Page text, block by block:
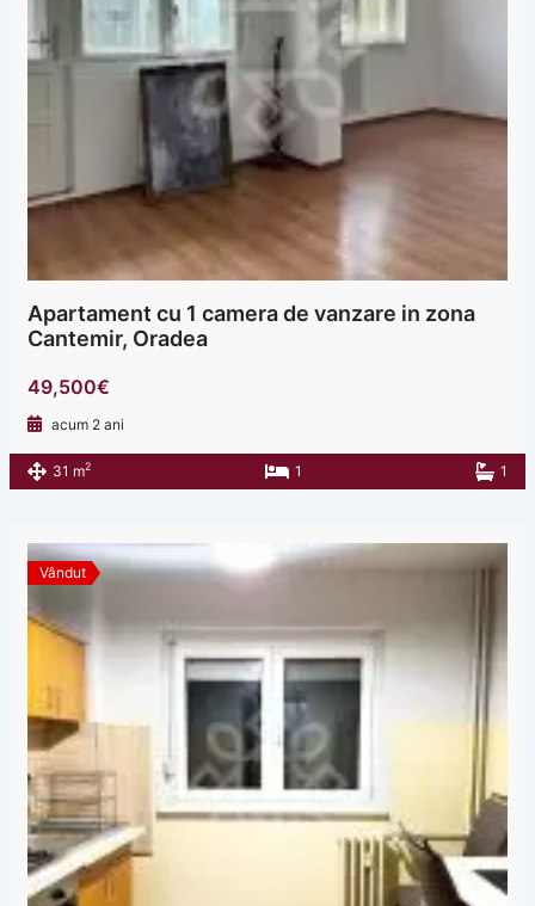
Apartament cu 1 camera de vanzare in zona
Cantemir, Oradea
49,500€
acum 2 ani
31 m2 1 1
Vândut